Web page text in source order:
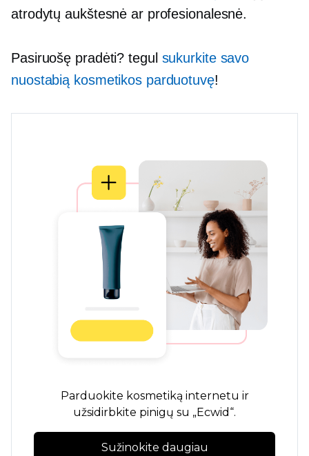
atrodytų aukštesnė ar profesionalesnė.
Pasiruošę pradėti? tegul sukurkite savo
nuostabią kosmetikos parduotuvę!
Parduokite kosmetiką internetu ir
užsidirbkite pinigų su „Ecwid“.
Sužinokite daugiau